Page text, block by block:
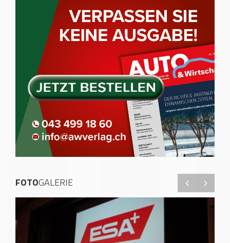
FOTOGALERIE